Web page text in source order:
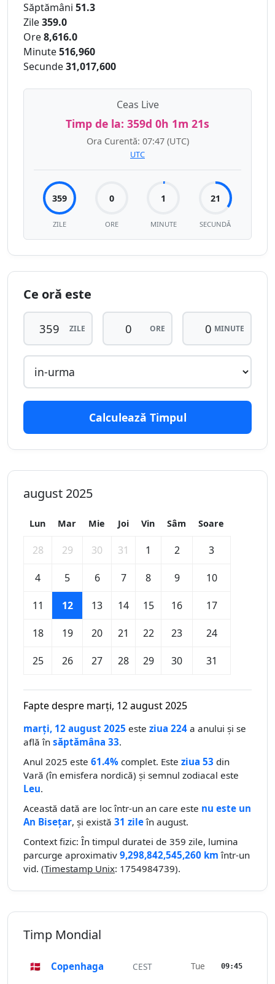
Săptămâni 51.3
Zile359.0
Ore8,616.0
Minute516,960
Secunde31,017,600
Ceas Live
Timp de la: 359d 0h 1m 22s
Ora Curentă: 07:47 (UTC)
UTC
359
ZILE
0
ORE
1
MINUTE
22
SECUNDĂ
Ce oră este
ZILE ORE MINUTE
Calculează Timpul
august 2025
Lun Mar Mie Joi Vin Sâm Soare
28 29 30 31 1 2 3
4 5 6 7 8 9 10
11 12 13 14 15 16 17
18 19 20 21 22 23 24
25 26 27 28 29 30 31
Fapte despre marți, 12 august 2025
marți, 12 august 2025 este ziua 224 a anului și se
află în săptămâna 33.
Anul 2025 este 61.4% complet. Este ziua 53 din
Vară (în emisfera nordică) și semnul zodiacal este
Leu.
Această dată are loc într-un an care este nu este un
An Bisețar, și există 31 zileîn august.
Context fizic: În timpul duratei de 359 zile, lumina
parcurge aproximativ 9,298,842,545,260 km într-un
vid. (Timestamp Unix: 1754984739).
Timp Mondial
🇩🇰 Copenhaga CEST Tue 09:45